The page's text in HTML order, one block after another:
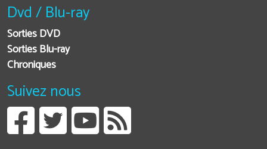
Dvd / Blu-ray
Sorties DVD
Sorties Blu-ray
Chroniques
Suivez nous